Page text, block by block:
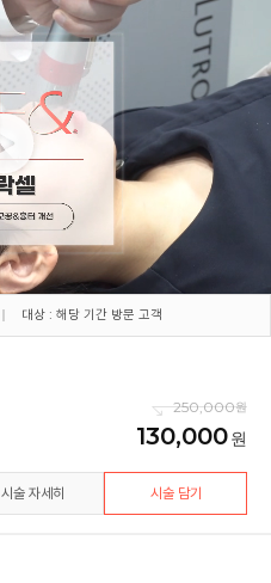
대상 : 해당 기간 방문 고객
250,000
130,000
시술 자세히 시술 담기